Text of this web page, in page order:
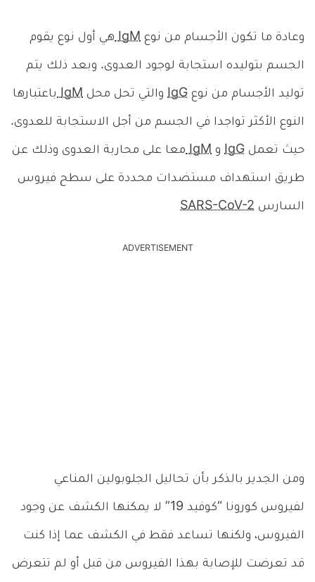
وعادة ما تكون الأجسام من نوع IgM هي أول نوع يقوم
الجسم بتوليده استجابة لوجود العدوى. وبعد ذلك يتم
توليد الأجسام من نوع IgG والتي تحل محل IgM باعتبارها
النوع الأكثر تواجدا في الجسم من أجل الاستجابة للعدوى.
حيث تعمل IgG و IgM معا على محاربة العدوى وذلك عن
طريق استهداف مستضدات محددة على سطح فيروس
السارس SARS-CoV-2
ADVERTISEMENT
ومن الجدير بالذكر بأن تحاليل الجلوبولين المناعي
لفيروس كورونا “كوفيد 19” لا يمكنها الكشف عن وجود
الفيروس، ولكنها تساعد فقط في الكشف عما إذا كنت
قد تعرضت للإصابة بهذا الفيروس من قبل أو لم تتعرض